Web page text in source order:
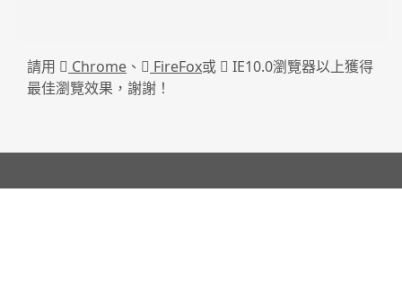
請用 Chrome 、 FireFox或
IE10.0瀏覽器以上獲得
最佳瀏覽效果，謝謝！